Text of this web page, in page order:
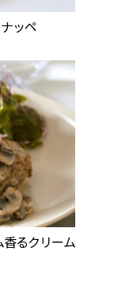
ッペ
るクリーム